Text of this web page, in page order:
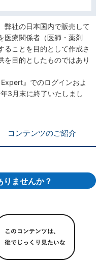
弊社の日本国内で販売して
医療関係者（医師・薬剤
ることを目的として作成さ
を目的としたものではあり
』でのログインおよ
3月末に終了いたしまし
コンテンツのご紹介
りませんか？